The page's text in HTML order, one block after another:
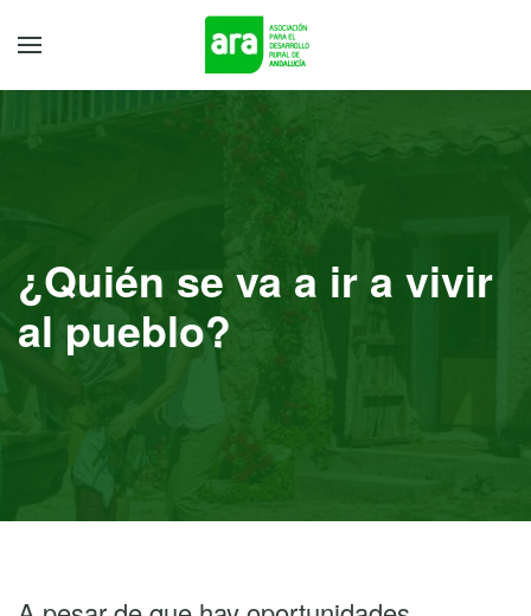
¿Quién se va a ir a vivir
al pueblo?